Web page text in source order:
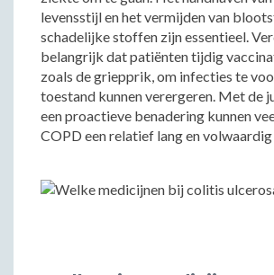
levensstijl en het vermijden van
schadelijke stoffen zijn essentieel.
belangrijk dat patiënten tijdig
zoals de griepprik, om infecties te
toestand kunnen verergeren. Met de
een proactieve benadering kunnen
COPD een relatief lang en volwaardig